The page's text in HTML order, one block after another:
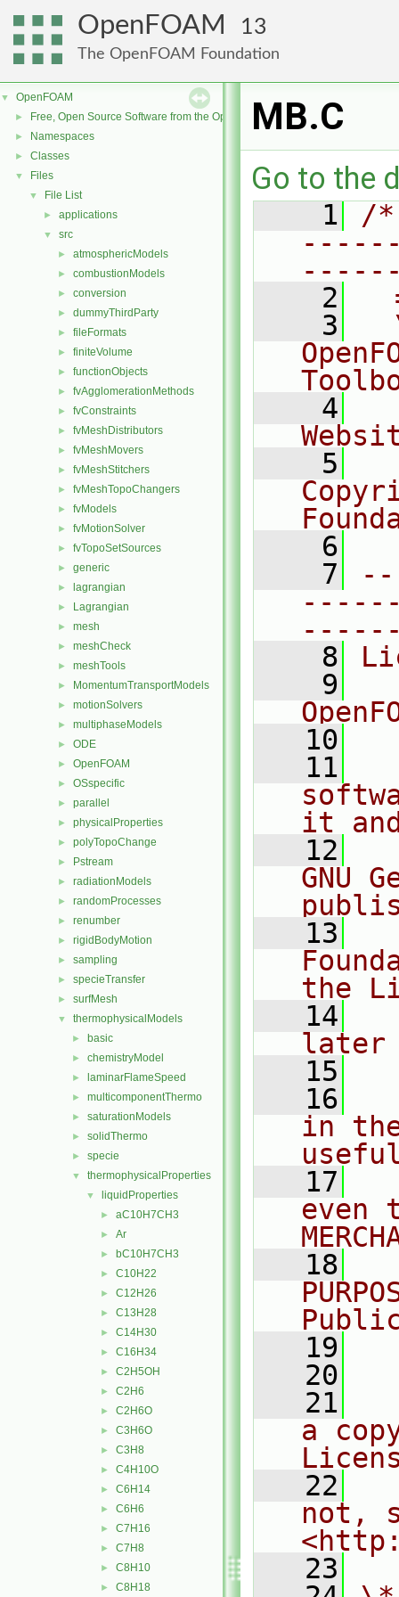
OpenFOAM 13
The OpenFOAM Foundation
▼ OpenFOAM
► Free, Open Source Software from the OpenFOAM Foundation
► Namespaces
► Classes
▼ Files
▼ File List
► applications
▼ src
► atmosphericModels
► combustionModels
► conversion
► dummyThirdParty
► fileFormats
► finiteVolume
► functionObjects
► fvAgglomerationMethods
► fvConstraints
► fvMeshDistributors
► fvMeshMovers
► fvMeshStitchers
► fvMeshTopoChangers
► fvModels
► fvMotionSolver
► fvTopoSetSources
► generic
► lagrangian
► Lagrangian
► mesh
► meshCheck
► meshTools
► MomentumTransportModels
► motionSolvers
► multiphaseModels
► ODE
► OpenFOAM
► OSspecific
► parallel
► physicalProperties
► polyTopoChange
► Pstream
► radiationModels
► randomProcesses
► renumber
► rigidBodyMotion
► sampling
► specieTransfer
► surfMesh
▼ thermophysicalModels
► basic
► chemistryModel
► laminarFlameSpeed
► multicomponentThermo
► saturationModels
► solidThermo
► specie
▼ thermophysicalProperties
▼ liquidProperties
► aC10H7CH3
► Ar
► bC10H7CH3
► C10H22
► C12H26
► C13H28
► C14H30
► C16H34
► C2H5OH
► C2H6
► C2H6O
► C3H6O
► C3H8
► C4H10O
► C6H14
► C6H6
► C7H16
► C7H8
► C8H10
► C8H18
MB.C
Go to the
    1
/
    2
    3
    4
    5
    6
    7
    8
    9
   10
   11
it
   12
GNU
   13
the
   14
later
   15
   16
in
   17
even
   18
   19
   20
   21
a
   22
not,
   23